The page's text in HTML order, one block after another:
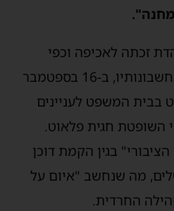
מחנה".
זכתה לאכיפה וכפי
שפרסם נרקיס בעצמו בחשבונותיו, ב-16 בספטמבר
בבית המשפט לעניינים
השופטת חגית פלאוט.
בגין הקמת דוכן
מה שנחשב "איום על
החרדית.